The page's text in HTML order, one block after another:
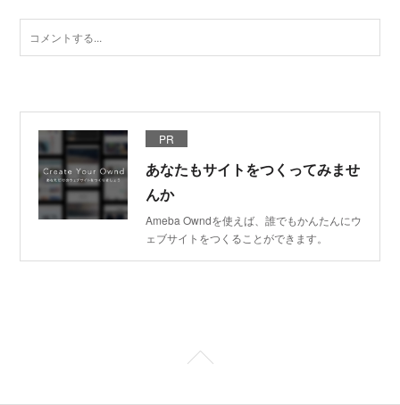
PR
あなたもサイトをつくってみませ
んか
Ameba Owndを使えば、誰でもかんたんにウ
ェブサイトをつくることができます。